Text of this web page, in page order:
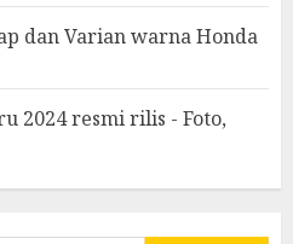
dan Varian warna Honda
2024 resmi rilis - Foto,